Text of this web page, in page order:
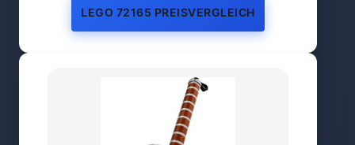
LEGO 72165 PREISVERGLEICH